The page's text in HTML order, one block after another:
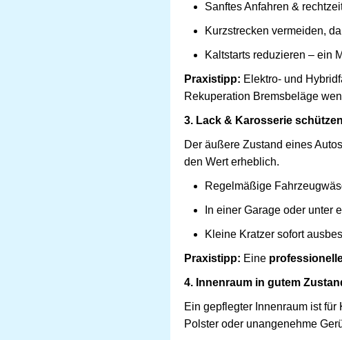
Sanftes Anfahren &
Kurzstrecken vermeiden,
Kaltstarts reduzieren – ein
Praxistipp: Elektro- und
Rekuperation Bremsbeläge
3. Lack & Karosserie schützen
Der äußere Zustand eines
den Wert erheblich.
Regelmäßige
In einer Garage oder unter
Kleine Kratzer sofort
Praxistipp: Eine
4. Innenraum in gutem
Ein gepflegter Innenraum ist
Polster oder unangenehme